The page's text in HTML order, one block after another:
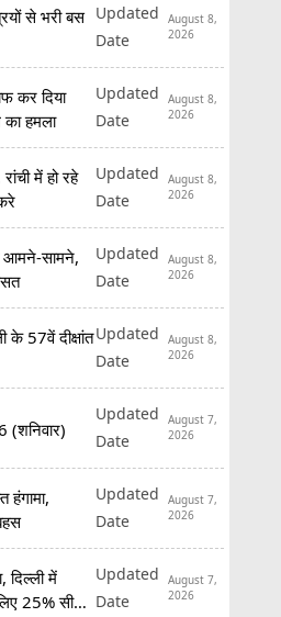
से भरी बस Updated
Date
August 8,
2026
कर दिया
हमला
Updated
Date
August 8,
2026
में हो रहे
Updated
Date
August 8,
2026
आमने-सामने,
Updated
Date
August 8,
2026
के 57वें दीक्षांतUpdated
Date
August 8,
2026
Updated
Date
August 7,
2026
हंगामा,
Updated
Date
August 7,
2026
दिल्ली में
25% सीटें
Updated
Date
August 7,
2026